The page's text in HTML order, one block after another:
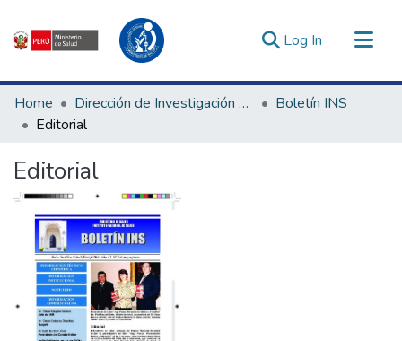
Log In (current)
Communities & Collections
All of DSpace
Estadísticas Externas
Enlaces de interés ▾
Home Dirección de Investigación e Innovación en Salud
Boletín INS
Editorial
Editorial